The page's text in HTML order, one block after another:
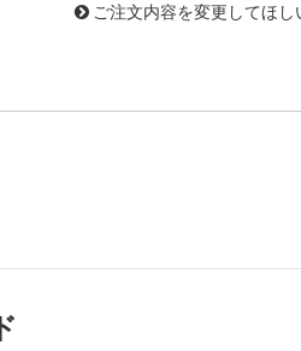
ご注文内容を変更してほし